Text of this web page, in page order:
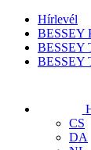
Hírlevél
BESSEY
BESSEY
BESSEY
CS
DA